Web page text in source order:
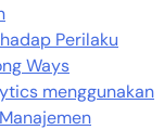
Perilaku
Ways
menggunakan